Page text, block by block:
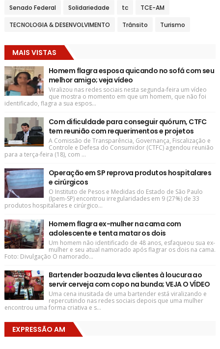
Senado Federal Solidariedade tc TCE-AM
TECNOLOGIA & DESENVOLVIMENTO Trânsito Turismo
MAIS VISTAS
Homem flagra esposa quicando no sofá com seu
melhor amigo; veja vídeo
Viralizou nas redes sociais nesta segunda-feira um vídeo
que mostra o momento em que um homem, que não foi
identificado, flagra a sua espos...
Com dificuldade para conseguir quórum, CTFC
tem reunião com requerimentos e projetos
A Comissão de Transparência, Governança, Fiscalização e
Controle e Defesa do Consumidor (CTFC) agendou reunião
para a terça-feira (18), com ...
Operação em SP reprova produtos hospitalares
e cirúrgicos
O Instituto de Pesos e Medidas do Estado de São Paulo
(Ipem-SP) encontrou irregularidades em 9 (27%) de 33
produtos hospitalares e cirúrgico...
Homem flagra ex-mulher na cama com
adolescente e tenta matar os dois
Um homem não identificado de 48 anos, esfaqueou sua ex-
mulher e seu atual namorado após flagrar os dois na cama.
Foto: Divulgação O namorado...
Bartender boazuda leva clientes à loucura ao
servir cerveja com copo na bunda; VEJA O VÍDEO
Uma cena inusitada de uma bartender está viralizando e
repercutindo nas redes sociais depois que uma mulher
encontrou uma forma criativa e s...
EXPRESSÃO AM